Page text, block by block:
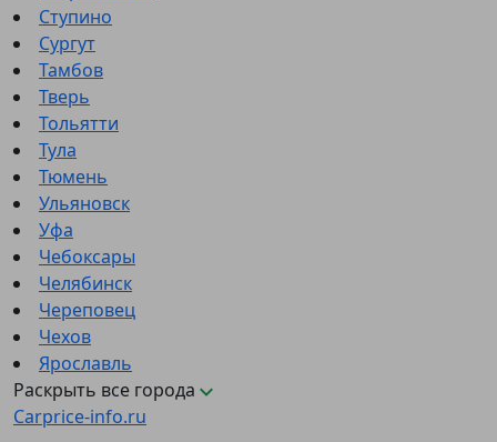
Ступино
Сургут
Тамбов
Тверь
Тольятти
Тула
Тюмень
Ульяновск
Уфа
Чебоксары
Челябинск
Череповец
Чехов
Ярославль
Раскрыть все города
Carprice-info.ru